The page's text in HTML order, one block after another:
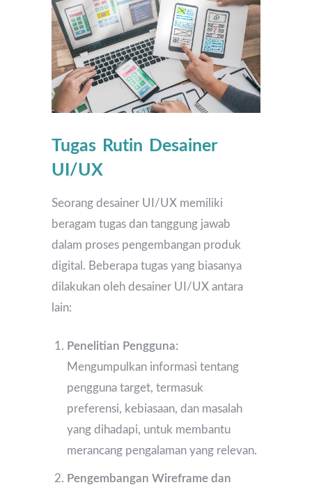
Tugas Rutin Desainer
UI/UX
Seorang desainer UI/UX memiliki
beragam tugas dan tanggung jawab
dalam proses pengembangan produk
digital. Beberapa tugas yang biasanya
dilakukan oleh desainer UI/UX antara
lain:
Penelitian Pengguna:
Mengumpulkan informasi tentang
pengguna target, termasuk
preferensi, kebiasaan, dan masalah
yang dihadapi, untuk membantu
merancang pengalaman yang relevan.
Pengembangan Wireframe dan